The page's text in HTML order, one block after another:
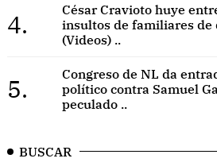
4.
César Cravioto huye
insultos de familiares de
(Videos) ..
5.
Congreso de NL da
político contra Samuel
peculado ..
BUSCAR